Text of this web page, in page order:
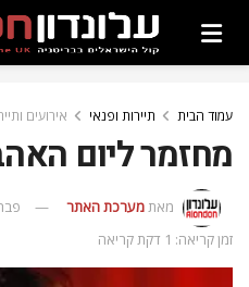
עמוד הבית תיירות ופנאי אירועים
מחזמר ליום
מאתמערכת האתר
זמן קריאה: 1 דקת קריאה